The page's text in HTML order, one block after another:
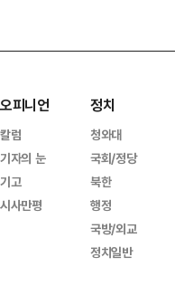
오피니언
칼럼
기자의 눈
기고
시사만평
정치
청와대
국회/정당
북한
행정
국방/외교
정치일반